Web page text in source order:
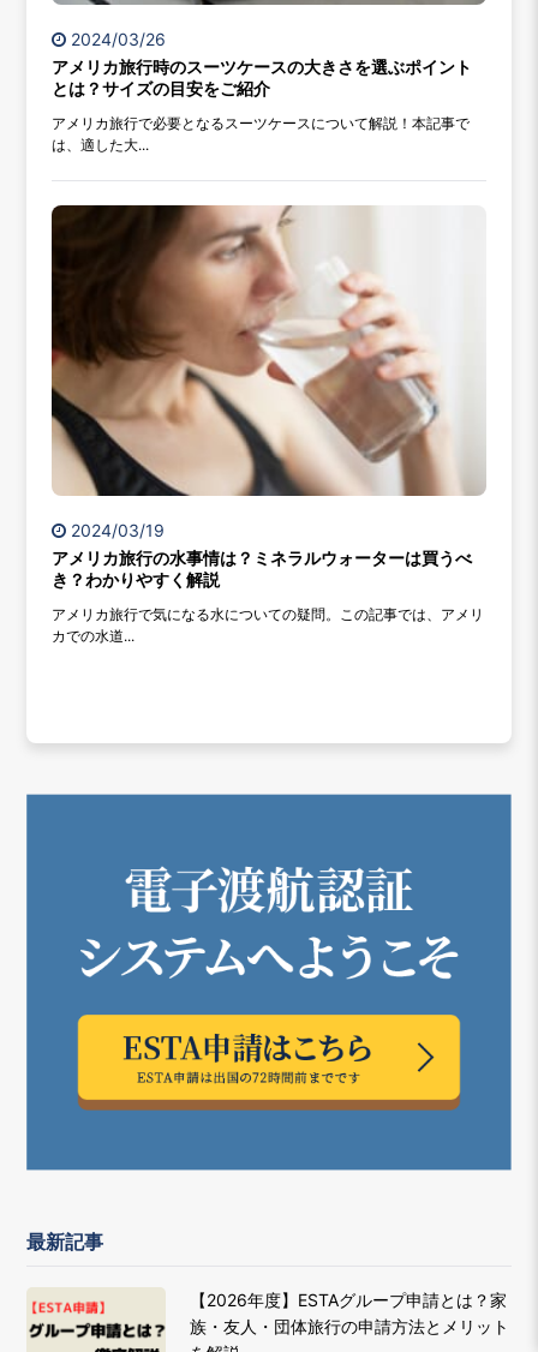
2024/03/26
アメリカ旅行時のスーツケースの大きさを選ぶポイント
とは？サイズの目安をご紹介
アメリカ旅行で必要となるスーツケースについて解説！本記事で
は、適した大...
2024/03/19
アメリカ旅行の水事情は？ミネラルウォーターは買うべ
き？わかりやすく解説
アメリカ旅行で気になる水についての疑問。この記事では、アメリ
カでの水道...
最新記事
【2026年度】ESTAグループ申請とは？家
族・友人・団体旅行の申請方法とメリット